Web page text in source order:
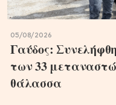
05/08/2026
Γαύδος:
των 33
θάλασσα